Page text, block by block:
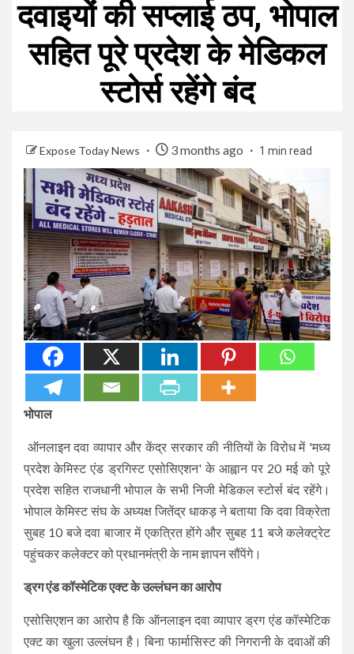
दवाइयों की सप्लाई ठप, भोपाल
सहित पूरे प्रदेश के मेडिकल
स्टोर्स रहेंगे बंद
Expose Today News 3 months ago 1 min read
भोपाल
ऑनलाइन दवा व्यापार और केंद्र सरकार की नीतियों के विरोध में 'मध्य
प्रदेश केमिस्ट एंड ड्रगिस्ट एसोसिएशन' के आह्वान पर 20 मई को पूरे
प्रदेश सहित राजधानी भोपाल के सभी निजी मेडिकल स्टोर्स बंद रहेंगे।
भोपाल केमिस्ट संघ के अध्यक्ष जितेंद्र धाकड़ ने बताया कि दवा विक्रेता
सुबह 10 बजे दवा बाजार में एकत्रित होंगे और सुबह 11 बजे कलेक्ट्रेट
पहुंचकर कलेक्टर को प्रधानमंत्री के नाम ज्ञापन सौंपेंगे।
ड्रग एंड कॉस्मेटिक एक्ट के उल्लंघन का आरोप
एसोसिएशन का आरोप है कि ऑनलाइन दवा व्यापार ड्रग एंड कॉस्मेटिक
एक्ट का खुला उल्लंघन है। बिना फार्मासिस्ट की निगरानी के दवाओं की